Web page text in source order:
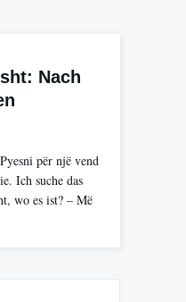
Nach
për një vend
Ich suche das
wo es ist? – Më